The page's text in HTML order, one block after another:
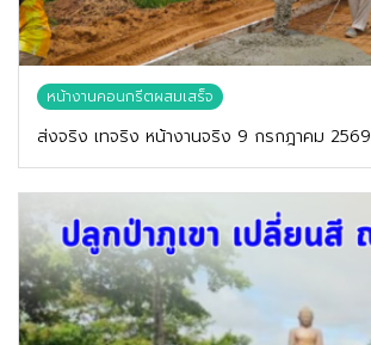
หน้างานคอนกรีตผสมเสร็จ
ส่งจริง เทจริง หน้างานจริง 9 กรกฎาคม 2569